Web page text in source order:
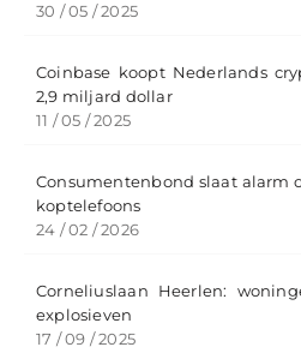
30 / 05 / 2025
Coinbase koopt Nederlands
2,9 miljard dollar
11 / 05 / 2025
Consumentenbond slaat alarm
koptelefoons
24 / 02 / 2026
Corneliuslaan Heerlen:
explosieven
17 / 09 / 2025